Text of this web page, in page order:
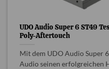
UDO Audio Super 6 ST49
Poly-Aftertouch
Mit dem UDO Audio Super
Audio seinen erfolgreichen